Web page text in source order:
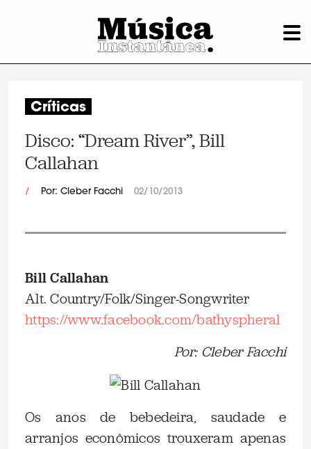
Críticas
Disco: “Dream River”, Bill
Callahan
/ Por: Cleber Facchi 02/10/2013
Bill Callahan
Alt. Country/Folk/Singer-Songwriter
https://www.facebook.com/bathyspheral
Por: Cleber Facchi
Os anos de bebedeira, saudade e
arranjos econômicos trouxeram apenas